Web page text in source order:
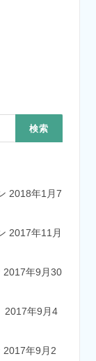
2018年1月7
2017年11月
2017年9月30
2017年9月4
2017年9月2